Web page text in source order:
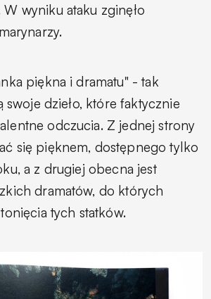
wyniku ataku zginęło
piękna i dramatu" - tak
swoje dzieło, które faktycznie
odczucia. Z jednej strony
się pięknem, dostępnego tylko
a z drugiej obecna jest
dramatów, do których
tych statków.